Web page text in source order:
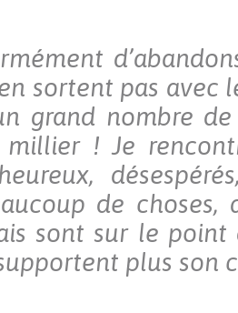
sortent pas avec
grand nombre
millier ! Je
de
sont sur le point
plus son